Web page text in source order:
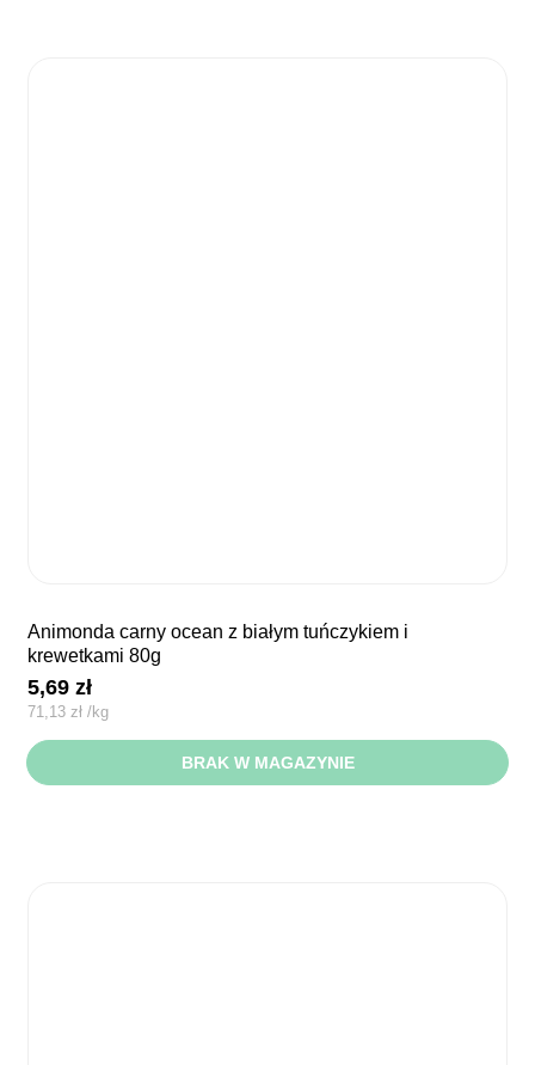
animonda carny ocean z białym tuńczykiem i
krewetkami 80g
5,69zł
71,13 zł /kg
BRAK W MAGAZYNIE